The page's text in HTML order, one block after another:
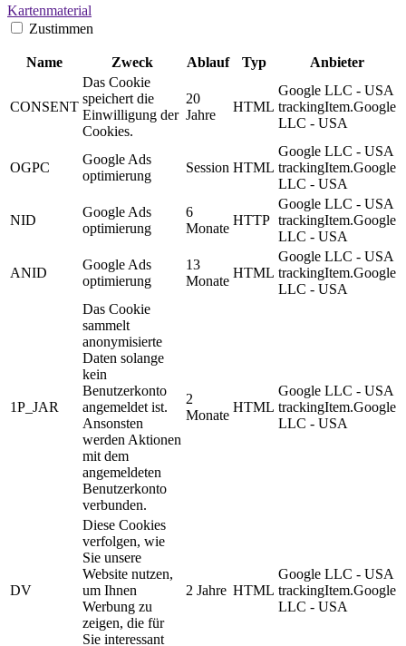
Kartenmaterial
Zustimmen
Name Zweck Ablauf Typ Anbieter
CONSENT
Das Cookie
speichert die
Einwilligung der
Cookies.
20
Jahre
HTML
Google LLC - USA
trackingItem.Google
LLC - USA
OGPC
Google Ads
optimierung
Session HTML
Google LLC - USA
trackingItem.Google
LLC - USA
NID
Google Ads
optimierung
6
Monate
HTTP
Google LLC - USA
trackingItem.Google
LLC - USA
ANID
Google Ads
optimierung
13
Monate
HTML
Google LLC - USA
trackingItem.Google
LLC - USA
1P_JAR
Das Cookie
sammelt
anonymisierte
Daten solange
kein
Benutzerkonto
angemeldet ist.
Ansonsten
werden Aktionen
mit dem
angemeldeten
Benutzerkonto
verbunden.
2
Monate
HTML
Google LLC - USA
trackingItem.Google
LLC - USA
DV
Diese Cookies
verfolgen, wie
Sie unsere
Website nutzen,
um Ihnen
Werbung zu
zeigen, die für
Sie interessant
2 Jahre HTML
Google LLC - USA
trackingItem.Google
LLC - USA